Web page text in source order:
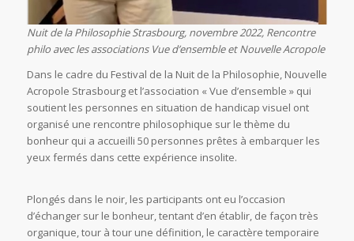
Nuit de la Philosophie Strasbourg, novembre 2022, Rencontre
philo avec les associations Vue d’ensemble et Nouvelle Acropole
Dans le cadre du Festival de la Nuit de la Philosophie, Nouvelle
Acropole Strasbourg et l’association « Vue d’ensemble » qui
soutient les personnes en situation de handicap visuel ont
organisé une rencontre philosophique sur le thème du
bonheur qui a accueilli 50 personnes prêtes à embarquer les
yeux fermés dans cette expérience insolite.
Plongés dans le noir, les participants ont eu l’occasion
d’échanger sur le bonheur, tentant d’en établir, de façon très
organique, tour à tour une définition, le caractère temporaire